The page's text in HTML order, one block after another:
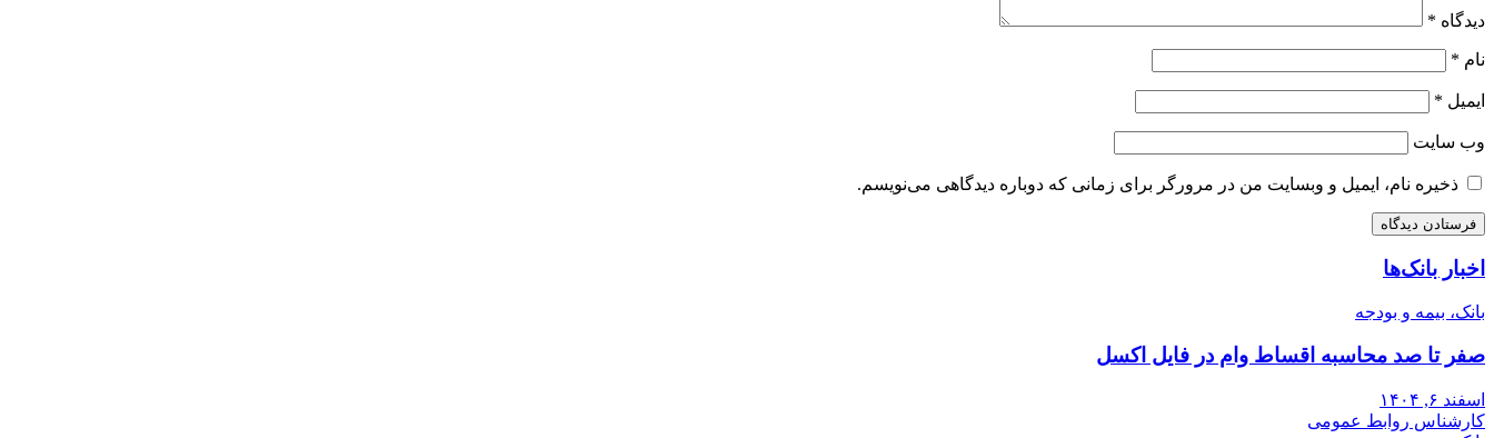
دیدگاه *
نام *
ایمیل *
وب‌ سایت
ذخیره نام، ایمیل و وبسایت من در مرورگر برای زمانی که دوباره دیدگاهی می‌نویسم.
اخبار بانک‌ها
بانک، بیمه و بودجه
صفر تا صد محاسبه اقساط وام در فایل اکسل
اسفند ۶, ۱۴۰۴
کارشناس روابط عمومی